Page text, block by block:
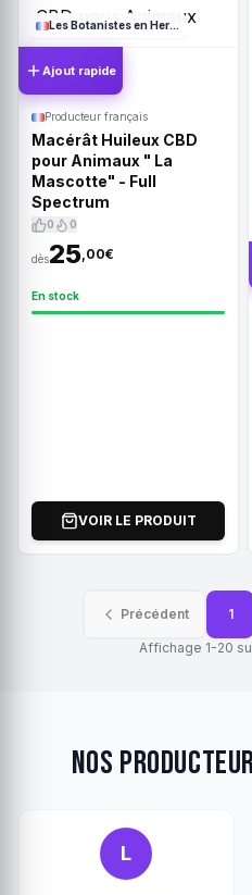
Les Botanistes en Herbe
Ajout rapide
Producteur français
Macérât Huileux CBD
pour Animaux " La
Mascotte" - Full
Spectrum
0 0
dès25,00€
En stock
VOIR LE PRODUIT
Précédent 1
Affichage 1-20
Nos
L